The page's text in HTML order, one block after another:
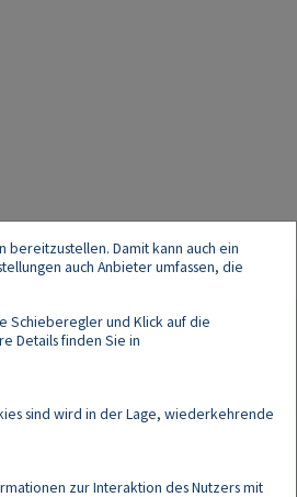
bereitzustellen. Damit kann auch ein
auch Anbieter umfassen, die
Schieberegler und Klick auf die
Details finden Sie in
sind wird in der Lage, wiederkehrende
zur Interaktion des Nutzers mit